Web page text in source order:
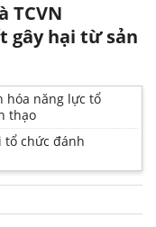
TCVN
gây hại từ sản
hóa năng lực tổ
thạo
tổ chức đánh